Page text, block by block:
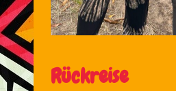
Rückreise